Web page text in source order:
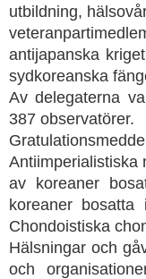
utbildning,
antijapanska
sydkoreanska
Av delegaterna
387 observatörer.
Antiimperialistiska
av koreaner
koreaner bosatta
Chondoistiska
Hälsningar och
och